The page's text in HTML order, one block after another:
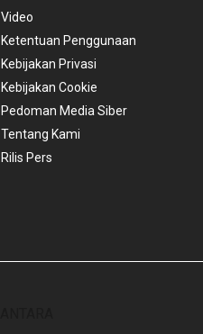
Video
Ketentuan Penggunaan
Kebijakan Privasi
Kebijakan Cookie
Pedoman Media Siber
Tentang Kami
Rilis Pers